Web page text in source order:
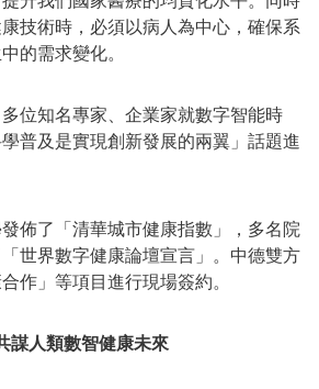
技術時，必須以病人為中心，確保系
的需求變化。
多位知名專家、企業家就數字智能時
普及是實現創新發展的兩翼」話題進
佈了 「清華城市健康指數 」
，多名院
「世界數字健康論壇宣言 」 。中德雙方
作 」 等項目進行現場簽約。
謀人類數智健康未來